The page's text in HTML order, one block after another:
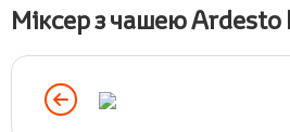
Міксер з чашею